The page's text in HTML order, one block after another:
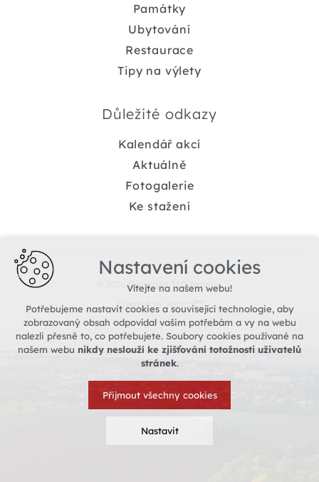
Památky
Ubytování
Restaurace
Tipy na výlety
Důležité odkazy
Kalendář akcí
Aktuálně
Fotogalerie
Ke stažení
© 2026 Copyright TIC Jemnice
Created by xart.cz
Nastavení cookies
Vítejte na našem webu!
Potřebujeme nastavit cookies a související technologie, aby
zobrazovaný obsah odpovídal vašim potřebám a vy na webu
nalezli přesně to, co potřebujete. Soubory cookies používané na
našem webu nikdy neslouží ke zjišťování totožnosti uživatelů
stránek.
Přijmout všechny cookies
Nastavit